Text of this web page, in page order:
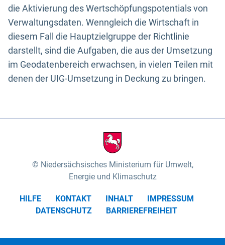
die Aktivierung des Wertschöpfungspotentials von
Verwaltungsdaten. Wenngleich die Wirtschaft in
diesem Fall die Hauptzielgruppe der Richtlinie
darstellt, sind die Aufgaben, die aus der Umsetzung
im Geodatenbereich erwachsen, in vielen Teilen mit
denen der UIG-Umsetzung in Deckung zu bringen.
Niedersächsisches Ministerium für Umwelt,
Energie und Klimaschutz
HILFE KONTAKT INHALT
IMPRESSUM
DATENSCHUTZ
BARRIEREFREIHEIT